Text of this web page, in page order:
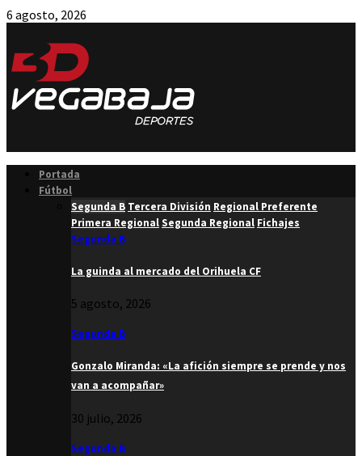
6 agosto, 2026
Portada
Fútbol
Segunda B Tercera División Regional Preferente
Primera RegionalSegunda Regional Fichajes
Segunda B
La guinda al mercado del Orihuela CF
5 agosto, 2026
Segunda B
Gonzalo Miranda: «La afición siempre se prende y nos
van a acompañar»
30 julio, 2026
Segunda B